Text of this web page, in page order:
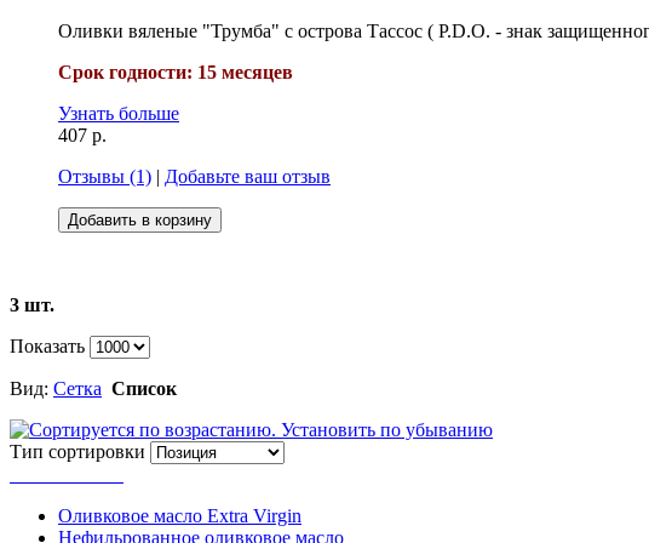
Оливки вяленые "Трумба" с острова Тасcос ( P.D.O. - знак
Срок годности: 15 месяцев
Узнать больше
407 р.
Отзывы (1) | Добавьте ваш отзыв
Добавить в корзину
3 шт.
Показать
Вид: Сетка Список
Тип сортировки
Оливковое масло Extra Virgin
Нефильрованное оливковое масло